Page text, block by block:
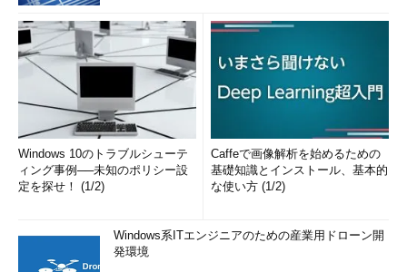
Windows 10のトラブルシューテ
ィング事例──未知のポリシー設
定を探せ！ (1/2)
Caffeで画像解析を始めるための
基礎知識とインストール、基本的
な使い方 (1/2)
Windows系ITエンジニアのための産業用ドローン開
発環境